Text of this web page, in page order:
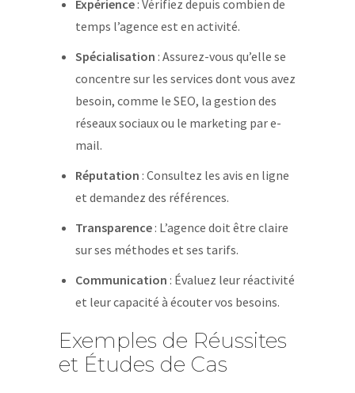
Expérience: Vérifiez depuis combien de
temps l’agence est en activité.
Spécialisation : Assurez-vous qu’elle se
concentre sur les services dont vous avez
besoin, comme le SEO, la gestion des
réseaux sociaux ou le marketing par e-
mail.
Réputation : Consultez les avis en ligne
et demandez des références.
Transparence: L’agence doit être claire
sur ses méthodes et ses tarifs.
Communication : Évaluez leur réactivité
et leur capacité à écouter vos besoins.
Exemples de Réussites
et Études de Cas